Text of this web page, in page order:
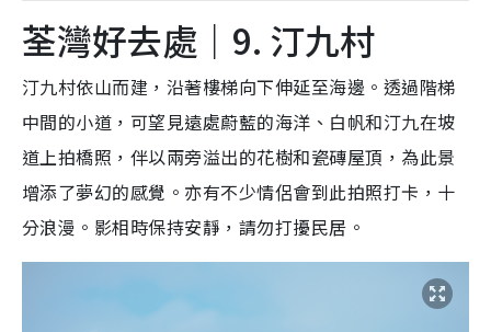
荃灣好去處｜9. 汀九村
汀九村依山而建，沿著樓梯向下伸延至海邊。透過階梯
中間的小道，可望見遠處蔚藍的海洋、白帆和汀九在坡
道上拍橋照，伴以兩旁溢出的花樹和瓷磚屋頂，為此景
增添了夢幻的感覺。亦有不少情侶會到此拍照打卡，十
分浪漫。影相時保持安靜，請勿打擾民居。